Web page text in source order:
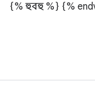
{% হুবহু %} {%